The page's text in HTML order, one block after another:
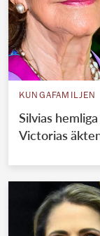
KUNGAFAMILJEN
Silvias
Victorias